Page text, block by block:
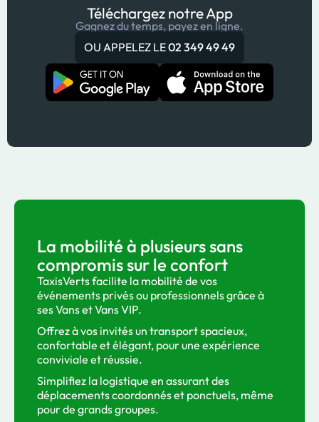
Téléchargez notre App
Gagnez du temps, payez en ligne.
OU APPELEZ LE02 349 49 49
La mobilité à plusieurs sans
compromis sur le confort
TaxisVerts facilite la mobilité de vos
événements privés ou professionnels grâce à
ses Vans et Vans VIP.
Offrez à vos invités un transport spacieux,
confortable et élégant, pour une expérience
conviviale et réussie.
Simplifiez la logistique en assurant des
déplacements coordonnés et ponctuels, même
pour de grands groupes.